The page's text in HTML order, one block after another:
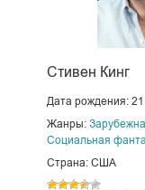
Стивен Кинг
Дата рождения:
Жанры:
Социальная
Страна: США